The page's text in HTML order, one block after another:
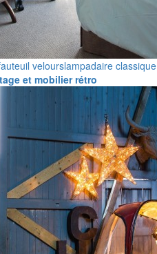
velourslampadaire classique
et mobilier rétro